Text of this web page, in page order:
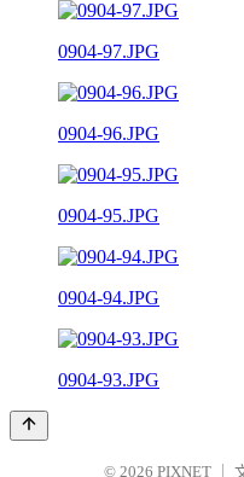
0904-97.JPG
0904-96.JPG
0904-95.JPG
0904-94.JPG
0904-93.JPG
© 2026 PIXNET